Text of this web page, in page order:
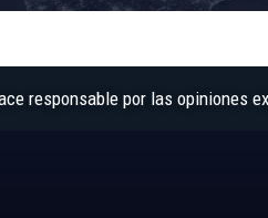
responsable por las opiniones